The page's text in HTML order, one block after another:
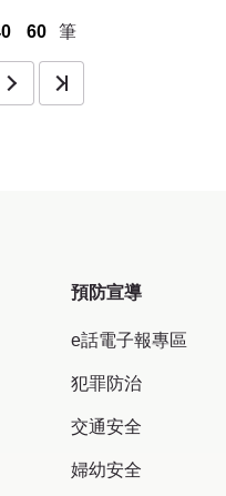
60 筆
預防宣導
e話電子報專區
犯罪防治
交通安全
婦幼安全